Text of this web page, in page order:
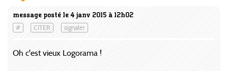
message posté le 4 janv 2015 à 12h02
# CITER signaler
Oh c'est vieux Logorama !